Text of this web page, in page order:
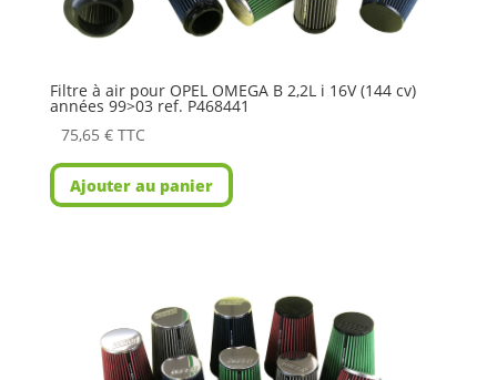
Filtre à air pour OPEL OMEGA B 2,2L i 16V (144 cv)
années 99>03 ref. P468441
75,65 € TTC
Ajouter au panier